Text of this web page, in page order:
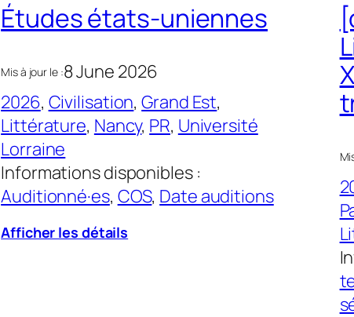
Études états-uniennes
Mis à jour le :8 June 2026
2026, Civilisation, Grand Est
Littérature, Nancy, PR, Université
Lorraine
Informations disponibles :
Auditionné·es, COS, Date auditions
Afficher les détails